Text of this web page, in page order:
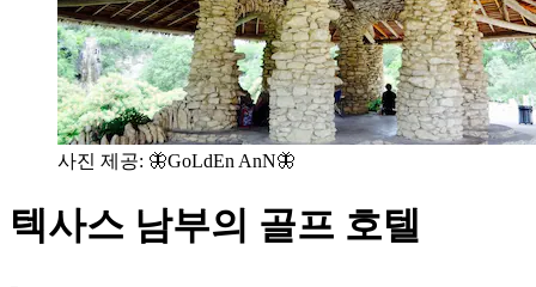
사진 제공: 🦋GoLdEn AnN🦋
텍사스 남부의 골프 호텔